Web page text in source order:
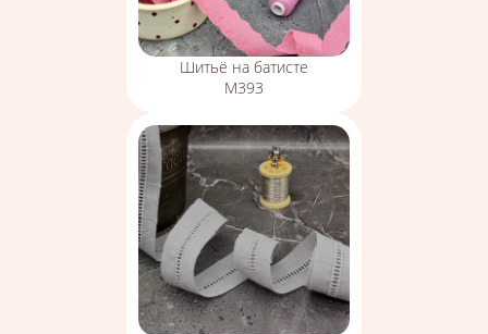
Шитьё на батисте
М393